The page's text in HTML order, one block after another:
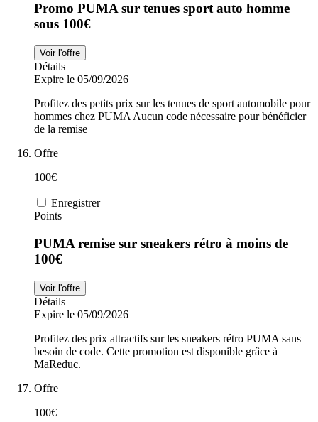
Promo PUMA sur tenues sport auto homme
sous 100€
Voir l'offre
Détails
Expire le 05/09/2026
Profitez des petits prix sur les tenues de sport automobile pour
hommes chez PUMA Aucun code nécessaire pour bénéficier
de la remise
Offre
100€
Enregistrer
Points
PUMA remise sur sneakers rétro à moins de
100€
Voir l'offre
Détails
Expire le 05/09/2026
Profitez des prix attractifs sur les sneakers rétro PUMA sans
besoin de code. Cette promotion est disponible grâce à
MaReduc.
Offre
100€